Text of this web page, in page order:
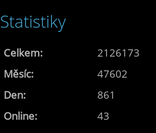
Statistiky
Online: 43
Celkem:
2126173
Měsíc:
47602
Den:
861